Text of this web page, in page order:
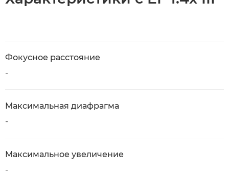
Фокусное расстояние
-
Максимальная диафрагма
-
Максимальное увеличение
-